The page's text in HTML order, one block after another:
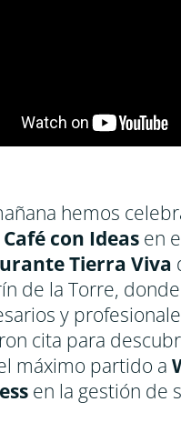
hemos
Café con Ideasen
Tierra Viva
de la Torre, donde
y
cita para
máximo partido a
en la gestión de